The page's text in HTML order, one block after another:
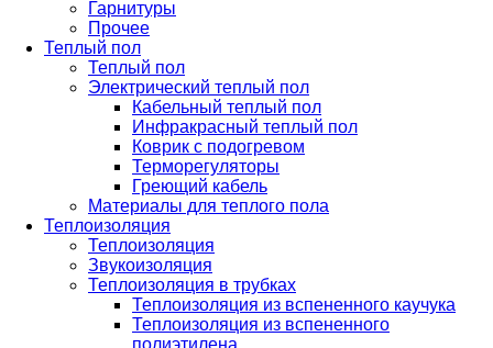
Гарнитуры
Прочее
Теплый пол
Теплый пол
Электрический теплый пол
Кабельный теплый пол
Инфракрасный теплый пол
Коврик с подогревом
Терморегуляторы
Греющий кабель
Материалы для теплого пола
Теплоизоляция
Теплоизоляция
Звукоизоляция
Теплоизоляция в трубках
Теплоизоляция из вспененного каучука
Теплоизоляция из вспененного